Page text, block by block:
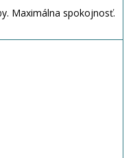
Maximálna spokojnosť.